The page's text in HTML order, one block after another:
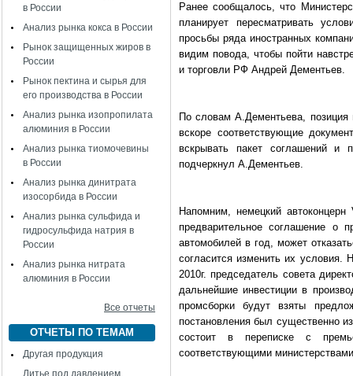
в России
Анализ рынка кокса в России
Рынок защищенных жиров в
России
Рынок пектина и сырья для
его производства в России
Анализ рынка изопропилата
алюминия в России
Анализ рынка тиомочевины
в России
Анализ рынка динитрата
изосорбида в России
Анализ рынка сульфида и
гидросульфида натрия в
России
Анализ рынка нитрата
алюминия в России
Все отчеты
ОТЧЕТЫ ПО ТЕМАМ
Другая продукция
Литье под давлением,
Ранее сообщалось, что
планирует пересматривать
просьбы ряда иностранных
видим повода, чтобы пойти
и торговли РФ Андрей Дементьев.
По словам А.Дементьева, позиция
вскоре соответствующие
вскрывать пакет соглашений
подчеркнул А.Дементьев.
Напомним, немецкий
предварительное соглашение о
автомобилей в год, может
согласится изменить их
2010г. председатель совета
дальнейшие инвестиции в
промсборки будут взяты
постановления был существенно
состоит в переписке с
соответствующими